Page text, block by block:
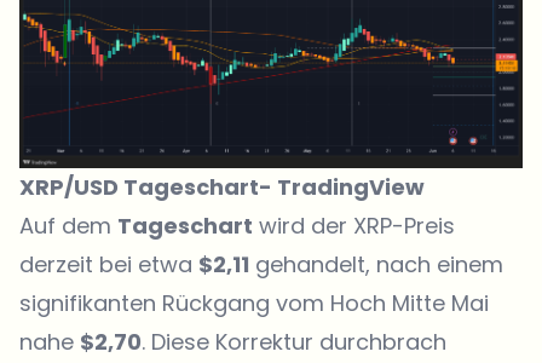
XRP/USD Tageschart- TradingView
Auf dem Tageschart wird der XRP-Preis
derzeit bei etwa $2,11 gehandelt, nach einem
signifikanten Rückgang vom Hoch Mitte Mai
nahe $2,70. Diese Korrektur durchbrach